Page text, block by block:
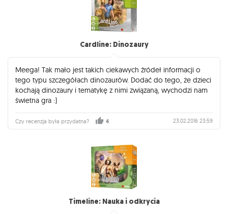
Cardline: Dinozaury
Meega! Tak mało jest takich ciekawych źródeł informacji o
tego typu szczegółach dinozaurów. Dodać do tego, że dzieci
kochają dinozaury i tematykę z nimi związaną, wychodzi nam
świetna gra :)
Czy recenzja była przydatna? 4 23.02.2016 23:59
Timeline: Nauka i odkrycia